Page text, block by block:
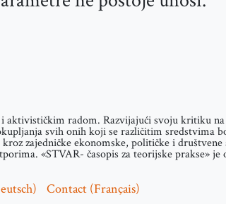
radom. Razvijajući svoju kritiku
svih onih koji se različitim sredstvima
zajedničke ekonomske, političke i
«STVAR- časopis za teorijske prakse»
Contact (Français)